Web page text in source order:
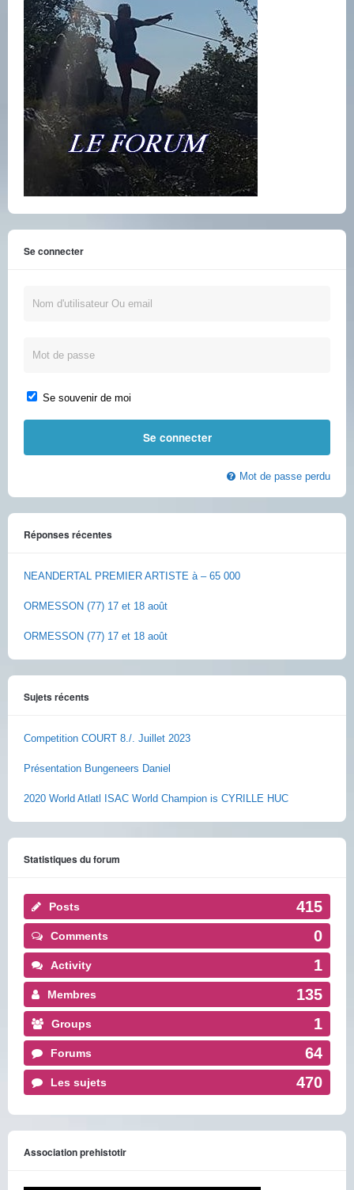
Se connecter
Se souvenir de moi
Mot de passe perdu
Réponses récentes
NEANDERTAL PREMIER ARTISTE à – 65 000
ORMESSON (77) 17 et 18 août
ORMESSON (77) 17 et 18 août
Sujets récents
Competition COURT 8./. Juillet 2023
Présentation Bungeneers Daniel
2020 World Atlatl ISAC World Champion is CYRILLE HUC
Statistiques du forum
Posts 415
Comments 0
Activity 1
Membres 135
Groups 1
Forums 64
Les sujets 470
Association prehistotir